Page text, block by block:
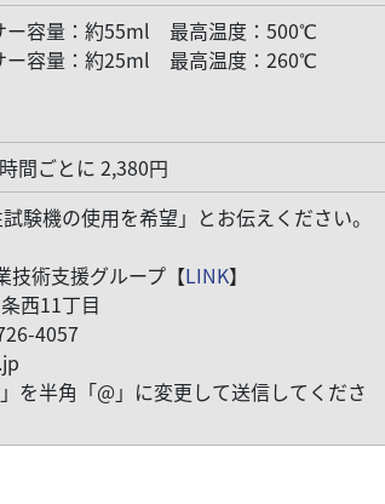
ー容量：約55ml 最高温度：500℃
ー容量：約25ml 最高温度：260℃
間ごとに 2,380円
験機の使用を希望」とお伝えください。
技術支援グループ【LINK】
西11丁目
4057
を半角「@」に変更して送信してくださ